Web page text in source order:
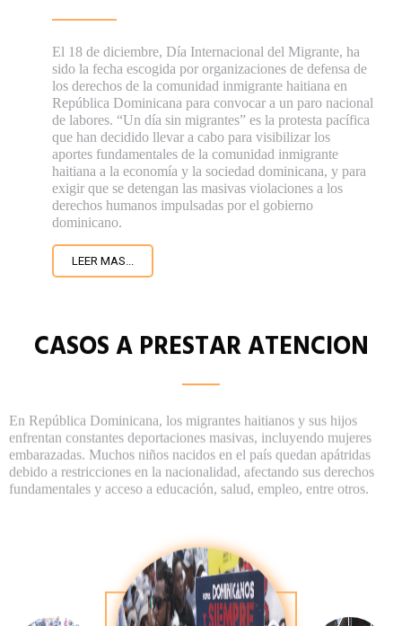
El 18 de diciembre, Día Internacional del Migrante, ha
sido la fecha escogida por organizaciones de defensa de
los derechos de la comunidad inmigrante haitiana en
República Dominicana para convocar a un paro nacional
de labores. “Un día sin migrantes” es la protesta pacífica
que han decidido llevar a cabo para visibilizar los
aportes fundamentales de la comunidad inmigrante
haitiana a la economía y la sociedad dominicana, y para
exigir que se detengan las masivas violaciones a los
derechos humanos impulsadas por el gobierno
dominicano.
LEER MAS...
CASOS A PRESTAR ATENCION
En República Dominicana, los migrantes haitianos y sus hijos
enfrentan constantes deportaciones masivas, incluyendo mujeres
embarazadas. Muchos niños nacidos en el país quedan apátridas
debido a restricciones en la nacionalidad, afectando sus derechos
fundamentales y acceso a educación, salud, empleo, entre otros.